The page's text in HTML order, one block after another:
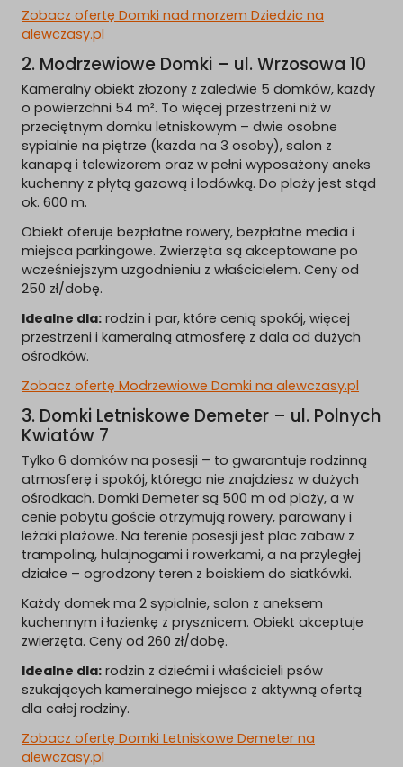
Zobacz ofertę Domki nad morzem Dziedzic na
alewczasy.pl
2. Modrzewiowe Domki – ul. Wrzosowa 10
Kameralny obiekt złożony z zaledwie 5 domków, każdy
o powierzchni 54 m². To więcej przestrzeni niż w
przeciętnym domku letniskowym – dwie osobne
sypialnie na piętrze (każda na 3 osoby), salon z
kanapą i telewizorem oraz w pełni wyposażony aneks
kuchenny z płytą gazową i lodówką. Do plaży jest stąd
ok. 600 m.
Obiekt oferuje bezpłatne rowery, bezpłatne media i
miejsca parkingowe. Zwierzęta są akceptowane po
wcześniejszym uzgodnieniu z właścicielem. Ceny od
250 zł/dobę.
Idealne dla: rodzin i par, które cenią spokój, więcej
przestrzeni i kameralną atmosferę z dala od dużych
ośrodków.
Zobacz ofertę Modrzewiowe Domki na alewczasy.pl
3. Domki Letniskowe Demeter – ul. Polnych
Kwiatów 7
Tylko 6 domków na posesji – to gwarantuje rodzinną
atmosferę i spokój, którego nie znajdziesz w dużych
ośrodkach. Domki Demeter są 500 m od plaży, a w
cenie pobytu goście otrzymują rowery, parawany i
leżaki plażowe. Na terenie posesji jest plac zabaw z
trampoliną, hulajnogami i rowerkami, a na przyległej
działce – ogrodzony teren z boiskiem do siatkówki.
Każdy domek ma 2 sypialnie, salon z aneksem
kuchennym i łazienkę z prysznicem. Obiekt akceptuje
zwierzęta. Ceny od 260 zł/dobę.
Idealne dla: rodzin z dziećmi i właścicieli psów
szukających kameralnego miejsca z aktywną ofertą
dla całej rodziny.
Zobacz ofertę Domki Letniskowe Demeter na
alewczasy.pl